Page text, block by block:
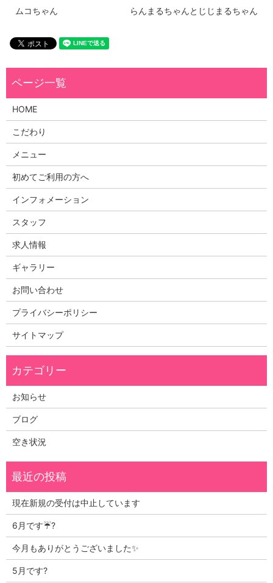
ムコちゃん らんまるちゃんとじじまるちゃん
HOME
こだわり
メニュー
初めてご利用の方へ
インフォメーション
スタッフ
求人情報
ギャラリー
お問い合わせ
プライバシーポリシー
サイトマップ
お知らせ
ブログ
空き状況
現在新規の受付は中止しています
6月です☔?
今月もありがとうございました✨
5月です?